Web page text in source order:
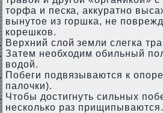
торфа и песка, аккуратно
вынутое из горшка, не
корешков.
Верхний слой земли слегка
Затем необходим обильный
водой.
Побеги подвязываются к
палочки).
Чтобы достигнуть сильных
несколько раз прищипываются.